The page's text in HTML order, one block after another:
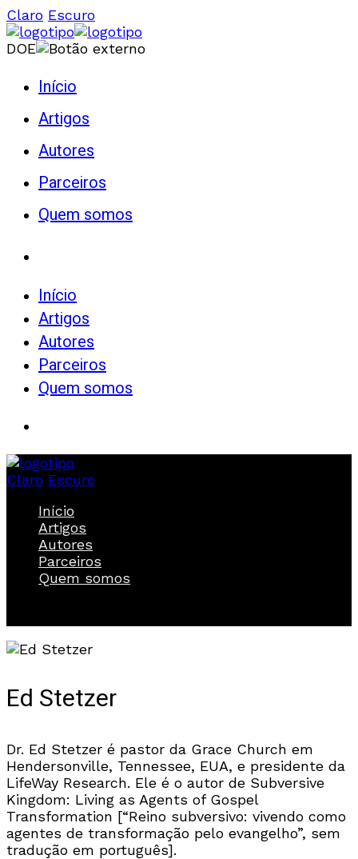
Claro Escuro
DOE
Início
Artigos
Autores
Parceiros
Quem somos
Início
Artigos
Autores
Parceiros
Quem somos
Claro Escuro
Início
Artigos
Autores
Parceiros
Quem somos
Ed Stetzer
Dr. Ed Stetzer é pastor da Grace Church em
Hendersonville, Tennessee, EUA, e presidente da
LifeWay Research. Ele é o autor de Subversive
Kingdom: Living as Agents of Gospel
Transformation [“Reino subversivo: vivendo como
agentes de transformação pelo evangelho”, sem
tradução em português].